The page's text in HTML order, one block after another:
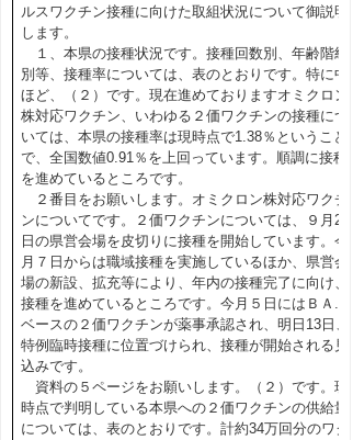
ルスワクチン接種に向けた取組状況について御説明
します。
１、本県の接種状況です。接種回数別、年齢階級
別等、接種率については、表のとおりです。特に中
ほど、（２）です。現在進めておりますオミクロン
株対応ワクチン、いわゆる２価ワクチンの接種につ
いては、本県の接種率は現時点で1.38％ということ
で、全国数値0.91％を上回っています。順調に接種
を進めているところです。
２番目をお願いします。オミクロン株対応ワクチ
ンについてです。２価ワクチンについては、９月24
日の県営会場を皮切りに接種を開始しています。今
月７日からは職域接種を実施しているほか、県営会
場の新設、拡充等により、年内の接種完了に向け、
接種を進めているところです。今月５日にはＢＡ.５
ベースの２価ワクチンが薬事承認され、明日13日、
特例臨時接種に位置づけられ、接種が開始される見
込みです。
資料の５ページをお願いします。（２）です。現
時点で判明している本県への２価ワクチンの供給量
については、表のとおりです。計約34万回分のワク